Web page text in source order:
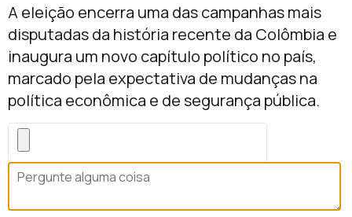
A eleição encerra uma das campanhas mais
disputadas da história recente da Colômbia e
inaugura um novo capítulo político no país,
marcado pela expectativa de mudanças na
política econômica e de segurança pública.